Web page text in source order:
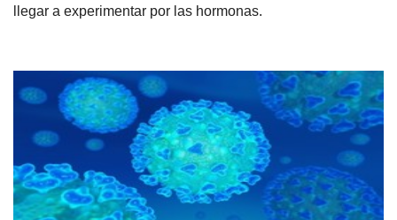
llegar a experimentar por las hormonas.